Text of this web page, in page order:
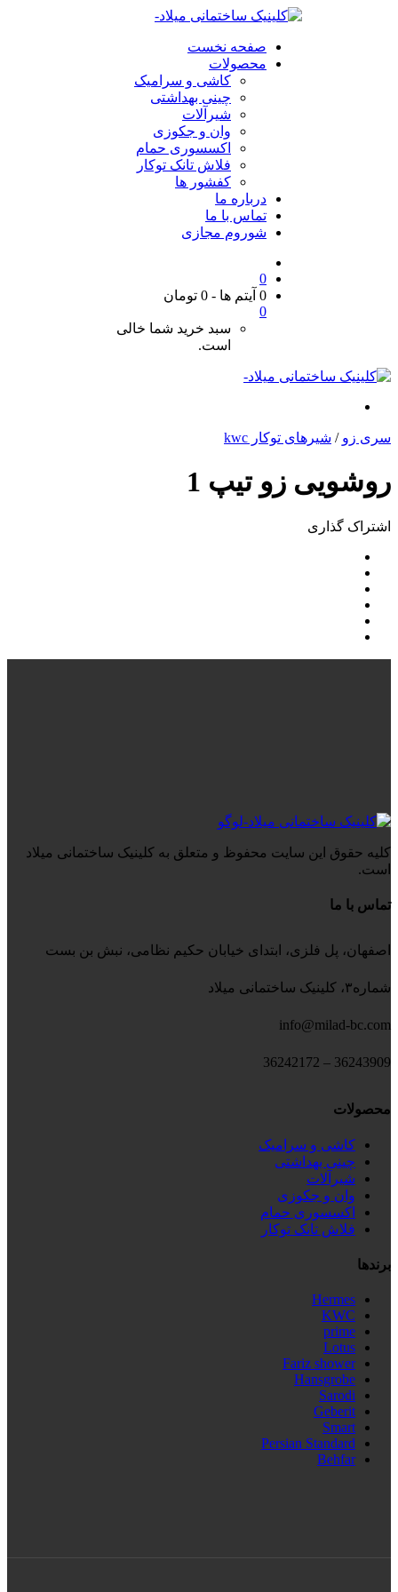
صفحه نخست
محصولات
کاشی و سرامیک
چینی بهداشتی
شیرآلات
وان و جکوزی
اکسسوری حمام
فلاش تانک توکار
کفشور ها
درباره ما
تماس با ما
شوروم مجازی
0
0 آیتم ها
-
0 تومان
0
سبد خرید شما خالی
است.
سری زو / شیرهای توکار kwc
روشویی زو تیپ 1
اشتراک ‌گذاری
کلیه حقوق این سایت محفوظ و متعلق به کلینیک ساختمانی میلاد
است.
تماس با ما
اصفهان، پل فلزی، ابتدای خیابان حکیم نظامی، نبش بن بست
شماره۳، کلینیک ساختمانی میلاد
info@milad-bc.com
36243909 – 36242172
محصولات
کاشی و سرامیک
چینی بهداشتی
شیرآلات
وان و جکوزی
اکسسوری حمام
فلاش تانک توکار
برندها
Hermes
KWC
prime
Lotus
Fariz shower
Hansgrobe
Sarodi
Geberit
Smart
Persian Standard
Behfar